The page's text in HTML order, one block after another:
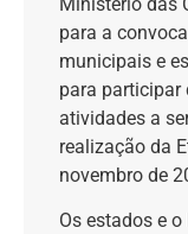
para a
municipais e
para participar
atividades a
realização da
novembro de
Os estados e